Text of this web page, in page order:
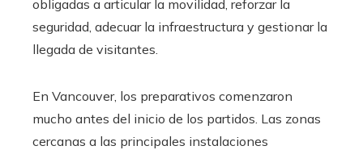
obligadas a articular la movilidad, reforzar la
seguridad, adecuar la infraestructura y gestionar la
llegada de visitantes.
En Vancouver, los preparativos comenzaron
mucho antes del inicio de los partidos. Las zonas
cercanas a las principales instalaciones